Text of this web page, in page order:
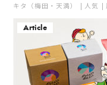
キタ（梅田・天満） 人気
Article